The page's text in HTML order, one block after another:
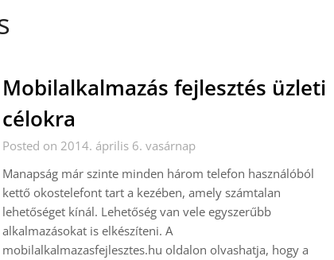
Mobilalkalmazás fejlesztés üzleti
célokra
Posted on 2014. április 6. vasárnap
Manapság már szinte minden három telefon használóból
kettő okostelefont tart a kezében, amely számtalan
lehetőséget kínál. Lehetőség van vele egyszerűbb
alkalmazásokat is elkészíteni. A
mobilalkalmazasfejlesztes.hu oldalon olvashatja, hogy a